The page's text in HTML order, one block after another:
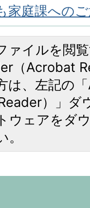
家庭課への
ァイルを閲
（Acrobat
は、左記の
）」ダ
ウェアをダ